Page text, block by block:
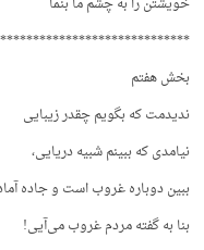
بخش هفتم
ندیدمت که بگویم چقدر زیبایی
نیامدی که ببینم شبیه دریایی،
ببین دوباره غروب است و جاده
بنا به گفته مردم غروب می‌آیی!